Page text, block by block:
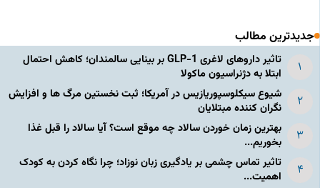
جدیدترین مطالب
تاثیر داروهای لاغری GLP-1 بر بینایی سالمندان؛ کاهش احتمال
ابتلا به دژنراسیون ماکولا
شیوع سیکلوسپوریازیس در آمریکا؛ ثبت نخستین مرگ ها و افزایش
نگران کننده مبتلایان
بهترین زمان خوردن سالاد چه موقع است؟ آیا سالاد را قبل غذا
بخوریم...
تاثیر تماس چشمی بر یادگیری زبان نوزاد؛ چرا نگاه کردن به کودک
اهمیت...